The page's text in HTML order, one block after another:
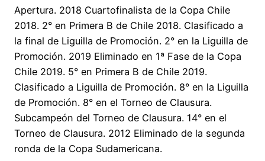
Apertura. 2018 Cuartofinalista de la Copa Chile
2018. 2° en Primera B de Chile 2018. Clasificado a
la final de Liguilla de Promoción. 2° en la Liguilla de
Promoción. 2019 Eliminado en 1ª Fase de la Copa
Chile 2019. 5° en Primera B de Chile 2019.
Clasificado a Liguilla de Promoción. 8° en la Liguilla
de Promoción. 8° en el Torneo de Clausura.
Subcampeón del Torneo de Clausura. 14° en el
Torneo de Clausura. 2012 Eliminado de la segunda
ronda de la Copa Sudamericana.